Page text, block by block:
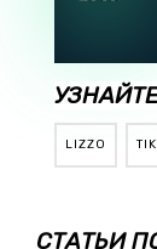
LIZZO
СТАТЬИ